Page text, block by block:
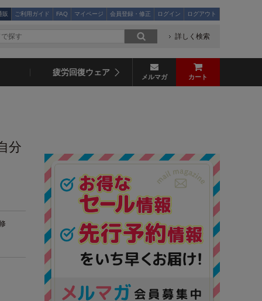
販 ご利用ガイド FAQ マイページ 会員登録・修正 ログイン ログアウト
詳しく検索
疲労回復ウェア メルマガ カート
分